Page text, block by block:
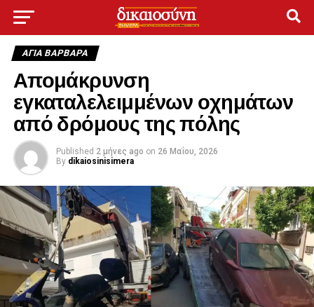
ΑΓΙΑ ΒΑΡΒΑΡΑ
Απομάκρυνση
εγκαταλελειμμένων οχημάτων
από δρόμους της πόλης
Published 2 μήνες ago on 26 Μαΐου, 2026
By dikaiosinisimera